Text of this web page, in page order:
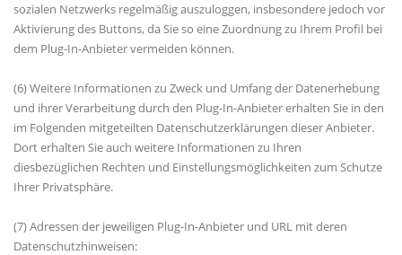
sozialen Netzwerks regelmäßig auszuloggen, insbesondere jedoch vor
Aktivierung des Buttons, da Sie so eine Zuordnung zu Ihrem Profil bei
dem Plug-In-Anbieter vermeiden können.
(6) Weitere Informationen zu Zweck und Umfang der Datenerhebung
und ihrer Verarbeitung durch den Plug-In-Anbieter erhalten Sie in den
im Folgenden mitgeteilten Datenschutzerklärungen dieser Anbieter.
Dort erhalten Sie auch weitere Informationen zu Ihren
diesbezüglichen Rechten und Einstellungsmöglichkeiten zum Schutze
Ihrer Privatsphäre.
(7) Adressen der jeweiligen Plug-In-Anbieter und URL mit deren
Datenschutzhinweisen: